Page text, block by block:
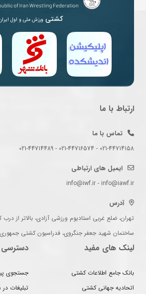
کشتی ورزش ملی و اول
ارتباط با ما
تماس با ما
021-44714158 - 021-44716574 - 021-44714489
ایمیل های ارتباطی
info@iwf.ir - info@iawf.ir
آدرس
تهران، ضلع غربی استادیوم ورزشی آزادی، بالاتر از
ساختمان شهید جعفر جنگروی، فدراسیون کشتی جمهوری
لینک های مفید
بانک جامع اطلاعات کشتی
اتحادیه جهانی کشتی
جستجوی
تبلیغات